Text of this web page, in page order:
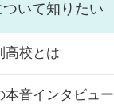
いて知りたい
高校とは
本音インタビュー